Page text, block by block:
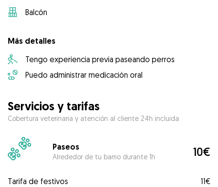
Balcón
Más detalles
Tengo experiencia previa paseando perros
Puedo administrar medicación oral
Servicios y tarifas
Cobertura veterinaria y atención al cliente 24h incluida
Paseos
Alrededor de tu barrio durante 1h 10€
Tarifa de festivos
11€